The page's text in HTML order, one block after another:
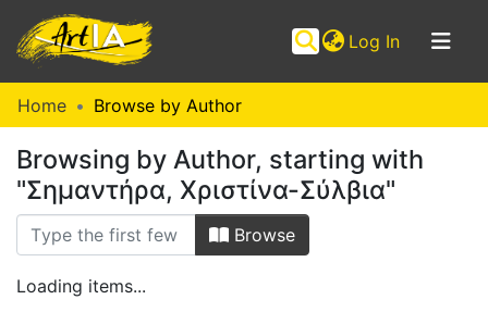
Log In (current)
Communities
&
Collections
Browse ArtIA
Home Browse by Author
Browsing by Author, starting with
"Σημαντήρα, Χριστίνα-Σύλβια"
Browse
Loading items...